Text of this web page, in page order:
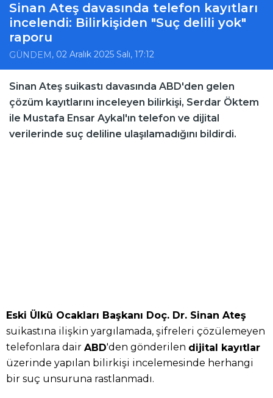
Sinan Ateş davasında telefon kayıtları
incelendi: Bilirkişiden "Suç delili yok"
raporu
GÜNDEM, 02 Aralık 2025 Salı, 17:12
Sinan Ateş suikastı davasında ABD'den gelen
çözüm kayıtlarını inceleyen bilirkişi, Serdar Öktem
ile Mustafa Ensar Aykal'ın telefon ve dijital
verilerinde suç deliline ulaşılamadığını bildirdi.
Eski Ülkü Ocakları Başkanı Doç. Dr. Sinan Ateş
suikastına ilişkin yargılamada, şifreleri çözülemeyen
telefonlara dair ABD'den gönderilen dijital kayıtlar
üzerinde yapılan bilirkişi incelemesinde herhangi
bir suç unsuruna rastlanmadı.